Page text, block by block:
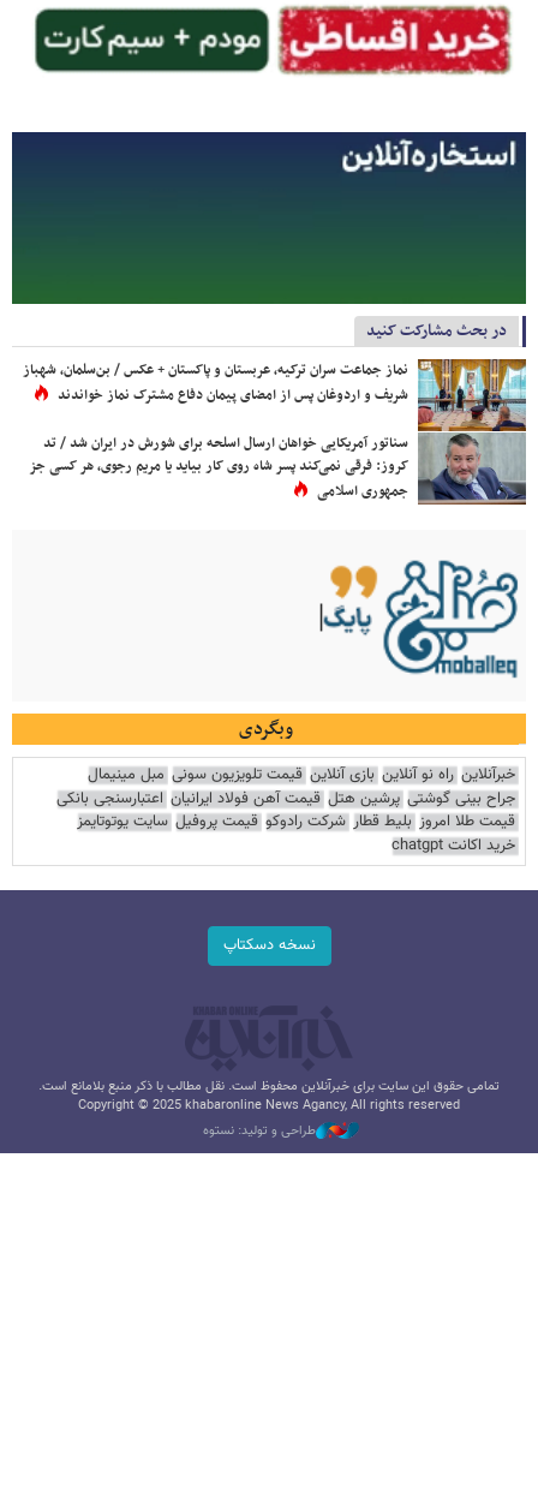
در بحث مشارکت کنید
نماز جماعت سران ترکیه، عربستان و پاکستان + عکس / بن‌سلمان، شهباز
شریف و اردوغان پس از امضای پیمان دفاع مشترک نماز خواندند
سناتور آمریکایی خواهان ارسال اسلحه برای شورش در ایران شد / تد
کروز: فرقی نمی‌کند پسر شاه روی کار بیاید یا مریم رجوی، هر کسی جز
جمهوری اسلامی
وبگردی
خبرآنلاین راه نو آنلاین بازی آنلاین قیمت تلویزیون سونی مبل مینیمال
جراح بینی گوشتی پرشین هتل قیمت آهن فولاد ایرانیان اعتبارسنجی بانکی
قیمت طلا امروز بلیط قطار شرکت رادوکو قیمت پروفیل سایت یوتوتایمز
خرید اکانت chatgpt
نسخه دسکتاپ
تمامی حقوق این سایت برای خبرآنلاین محفوظ است. نقل مطالب با ذکر منبع بلامانع است.
Copyright © 2025 khabaronline News Agancy, All rights reserved
طراحی و تولید: نستوه